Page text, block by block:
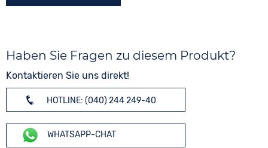
Haben Sie Fragen zu diesem Produkt?
Kontaktieren Sie uns direkt!
HOTLINE: (040) 244 249-40
WHATSAPP-CHAT